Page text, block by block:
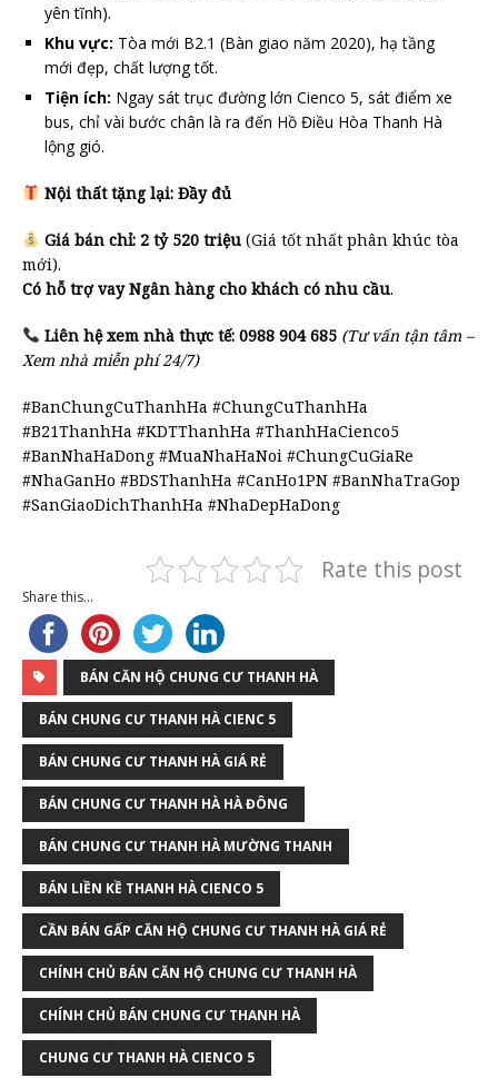
yên tĩnh).
Khu vực: Tòa mới B2.1 (Bàn giao năm 2020), hạ tầng
mới đẹp, chất lượng tốt.
Tiện ích: Ngay sát trục đường lớn Cienco 5, sát điểm xe
bus, chỉ vài bước chân là ra đến Hồ Điều Hòa Thanh Hà
lộng gió.
Nội thất tặng lại:Đầy đủ
Giá bán chỉ: 2 tỷ 520 triệu(Giá tốt nhất phân khúc tòa
mới).
Có hỗ trợ vay Ngân hàng cho khách có nhu cầu.
Liên hệ xem nhà thực tế: 0988 904 685 (Tư vấn tận tâm –
Xem nhà miễn phí 24/7)
#BanChungCuThanhHa #ChungCuThanhHa
#B21ThanhHa #KDTThanhHa #ThanhHaCienco5
#BanNhaHaDong #MuaNhaHaNoi #ChungCuGiaRe
#NhaGanHo #BDSThanhHa #CanHo1PN #BanNhaTraGop
#SanGiaoDichThanhHa #NhaDepHaDong
Rate this post
Share this...
BÁN CĂN HỘ CHUNG CƯ THANH HÀ
BÁN CHUNG CƯ THANH HÀ CIENC 5
BÁN CHUNG CƯ THANH HÀ GIÁ RẺ
BÁN CHUNG CƯ THANH HÀ HÀ ĐÔNG
BÁN CHUNG CƯ THANH HÀ MƯỜNG THANH
BÁN LIỀN KỀ THANH HÀ CIENCO 5
CẦN BÁN GẤP CĂN HỘ CHUNG CƯ THANH HÀ GIÁ RẺ
CHÍNH CHỦ BÁN CĂN HỘ CHUNG CƯ THANH HÀ
CHÍNH CHỦ BÁN CHUNG CƯ THANH HÀ
CHUNG CƯ THANH HÀ CIENCO 5